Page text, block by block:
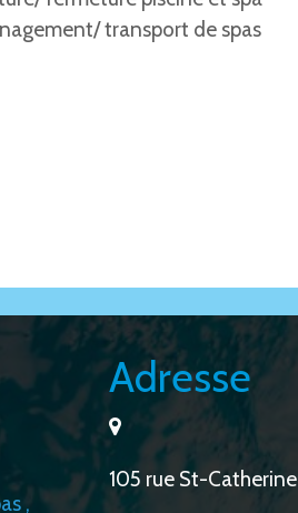
transport de spas
,
Adresse
105 rue St-Catherine